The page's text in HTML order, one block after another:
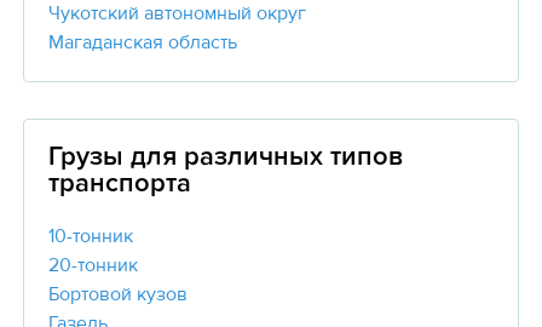
Чукотский автономный округ
Магаданская область
Грузы для различных типов
транспорта
10-тонник
20-тонник
Бортовой кузов